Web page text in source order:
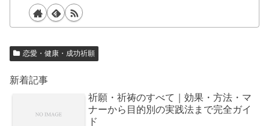
恋愛・健康・成功祈願
新着記事
祈願・祈祷のすべて｜効果・方法・マ
ナーから目的別の実践法まで完全ガイ
ド